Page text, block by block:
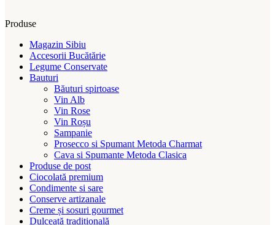
Produse
Magazin Sibiu
Accesorii Bucătărie
Legume Conservate
Bauturi
Băuturi spirtoase
Vin Alb
Vin Rose
Vin Roșu
Sampanie
Prosecco si Spumant Metoda Charmat
Cava si Spumante Metoda Clasica
Produse de post
Ciocolată premium
Condimente si sare
Conserve artizanale
Creme și sosuri gourmet
Dulceață tradițională